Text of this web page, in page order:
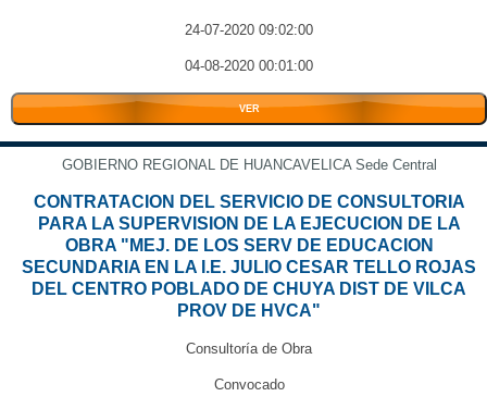
24-07-2020 09:02:00
04-08-2020 00:01:00
VER
GOBIERNO REGIONAL DE HUANCAVELICA Sede Central
CONTRATACION DEL SERVICIO DE CONSULTORIA
PARA LA SUPERVISION DE LA EJECUCION DE LA
OBRA "MEJ. DE LOS SERV DE EDUCACION
SECUNDARIA EN LA I.E. JULIO CESAR TELLO ROJAS
DEL CENTRO POBLADO DE CHUYA DIST DE VILCA
PROV DE HVCA"
Consultoría de Obra
Convocado